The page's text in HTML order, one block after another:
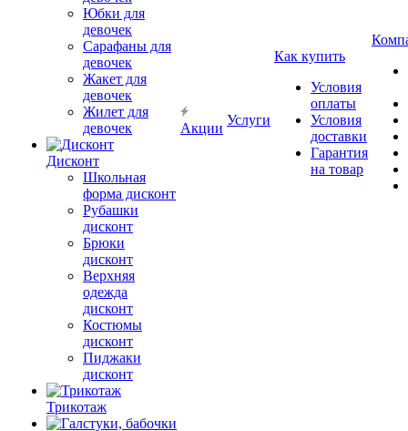
Юбки для
девочек
Сарафаны для
девочек
Жакет для
девочек
Жилет для
девочек
Дисконт
Школьная
форма дисконт
Рубашки
дисконт
Брюки
дисконт
Верхняя
одежда
дисконт
Костюмы
дисконт
Пиджаки
дисконт
Трикотаж
Акции
Услуги
Как купить
Условия
оплаты
Условия
доставки
Гарантия
на товар